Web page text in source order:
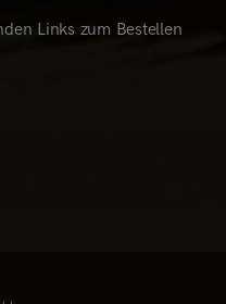
Links zum Bestellen